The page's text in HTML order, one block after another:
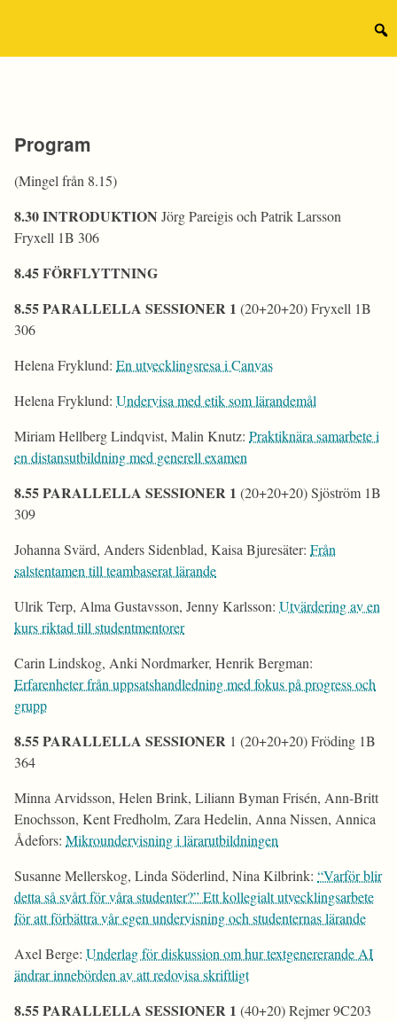
Program
(Mingel från 8.15)
8.30 INTRODUKTION Jörg Pareigis och Patrik Larsson
Fryxell 1B 306
8.45 FÖRFLYTTNING
8.55 PARALLELLA SESSIONER 1 (20+20+20) Fryxell 1B
306
Helena Fryklund: En utvecklingsresa i Canvas
Helena Fryklund: Undervisa med etik som lärandemål
Miriam Hellberg Lindqvist, Malin Knutz: Praktiknära samarbete i
en distansutbildning med generell examen
8.55 PARALLELLA SESSIONER 1 (20+20+20) Sjöström 1B
309
Johanna Svärd, Anders Sidenblad, Kaisa Bjuresäter: Från
salstentamen till teambaserat lärande
Ulrik Terp, Alma Gustavsson, Jenny Karlsson: Utvärdering av en
kurs riktad till studentmentorer
Carin Lindskog, Anki Nordmarker, Henrik Bergman:
Erfarenheter från uppsatshandledning med fokus på progress och
grupp
8.55 PARALLELLA SESSIONER 1 (20+20+20) Fröding 1B
364
Minna Arvidsson, Helen Brink, Liliann Byman Frisén, Ann-Britt
Enochsson, Kent Fredholm, Zara Hedelin, Anna Nissen, Annica
Ådefors: Mikroundervisning i lärarutbildningen
Susanne Mellerskog, Linda Söderlind, Nina Kilbrink: “Varför blir
detta så svårt för våra studenter?” Ett kollegialt utvecklingsarbete
för att förbättra vår egen undervisning och studenternas lärande
Axel Berge: Underlag för diskussion om hur textgenererande AI
ändrar innebörden av att redovisa skriftligt
8.55 PARALLELLA SESSIONER 1 (40+20) Rejmer 9C203